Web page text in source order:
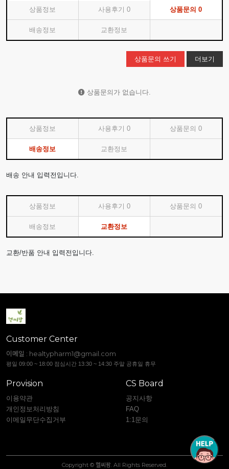
상품정보 사용후기 0 상품문의0
배송정보 교환정보
상품문의 쓰기 더보기
상품문의가 없습니다.
상품정보 사용후기 0 상품문의0
배송정보 교환정보
배송 안내 입력전입니다.
상품정보 사용후기 0 상품문의0
배송정보 교환정보
교환/반품 안내 입력전입니다.
Customer Center
이메일 : healtypharm1@gmail.com
평일 09:00 ~ 18:00 점심시간 13:30 ~ 14:30 주말 공휴일 휴무
Provision
이용약관
개인정보처리방침
이메일무단수집거부
CS Board
공지사항
FAQ
1:1문의
Copyright © 헬씨팜. All Rights Reserved.